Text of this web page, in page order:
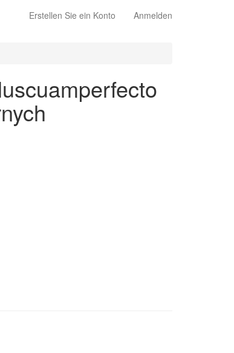
Erstellen Sie ein Konto Anmelden